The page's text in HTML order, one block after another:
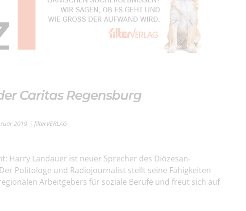
Caritas Regensburg
2019 | filterVERLAG
Harry Landauer ist neuer Sprecher des Diözesan-
Politologe und Radiojournalist stellt seine Fähigkeiten
Arbeitgebers für soziale Berufe und freut sich auf